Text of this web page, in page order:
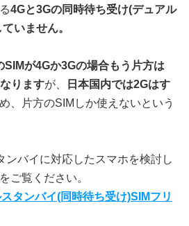
4Gと3Gの同時待ち受け(デュアル
いません。
SIMが4Gか3Gの場合もう片方は
りますが、
日本国内では2Gはす
、片方のSIMしか使えないという
ンバイに対応したスマホを検討し
ご覧ください。
タンバイ(同時待ち受け)SIMフリ